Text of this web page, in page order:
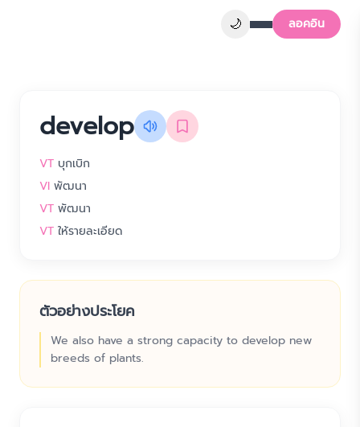
🌙 ลอคอิน
develop
VT บุกเบิก
VI พัฒนา
VT พัฒนา
VT ให้รายละเอียด
ตัวอย่างประโยค
We also have a strong capacity to develop new
breeds of plants.